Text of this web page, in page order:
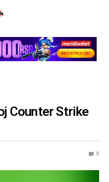
Counter Strike
0